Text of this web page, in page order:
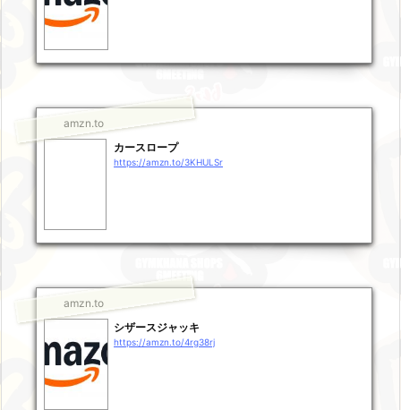
amzn.to
カースロープ
https://amzn.to/3KHULSr
amzn.to
シザースジャッキ
https://amzn.to/4rg38rj